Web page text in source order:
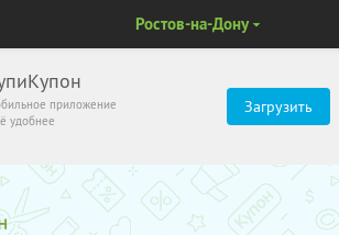
приложение
удобнее
Загрузить
Ростов-на-Дону